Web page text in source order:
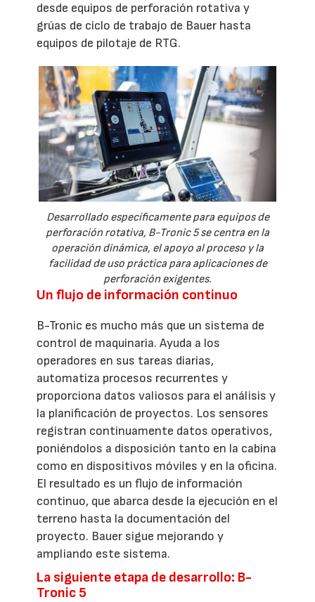
desde equipos de perforación rotativa y
grúas de ciclo de trabajo de Bauer hasta
equipos de pilotaje de RTG.
Desarrollado específicamente para equipos de
perforación rotativa, B-Tronic 5 se centra en la
operación dinámica, el apoyo al proceso y la
facilidad de uso práctica para aplicaciones de
perforación exigentes.
Un flujo de información continuo
B-Tronic es mucho más que un sistema de
control de maquinaria. Ayuda a los
operadores en sus tareas diarias,
automatiza procesos recurrentes y
proporciona datos valiosos para el análisis y
la planificación de proyectos. Los sensores
registran continuamente datos operativos,
poniéndolos a disposición tanto en la cabina
como en dispositivos móviles y en la oficina.
El resultado es un flujo de información
continuo, que abarca desde la ejecución en el
terreno hasta la documentación del
proyecto. Bauer sigue mejorando y
ampliando este sistema.
La siguiente etapa de desarrollo: B-
Tronic 5